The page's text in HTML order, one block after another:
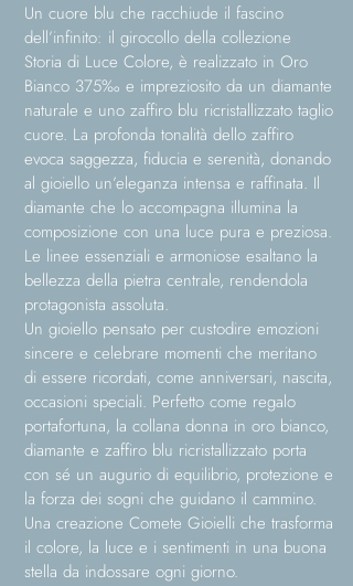
Un cuore blu che racchiude il fascino
dell’infinito: il girocollo della collezione
Storia di Luce Colore, è realizzato in Oro
Bianco 375‰ e impreziosito da un diamante
naturale e uno zaffiro blu ricristallizzato taglio
cuore. La profonda tonalità dello zaffiro
evoca saggezza, fiducia e serenità, donando
al gioiello un’eleganza intensa e raffinata. Il
diamante che lo accompagna illumina la
composizione con una luce pura e preziosa.
Le linee essenziali e armoniose esaltano la
bellezza della pietra centrale, rendendola
protagonista assoluta.
Un gioiello pensato per custodire emozioni
sincere e celebrare momenti che meritano
di essere ricordati, come anniversari, nascita,
occasioni speciali. Perfetto come regalo
portafortuna, la collana donna in oro bianco,
diamante e zaffiro blu ricristallizzato porta
con sé un augurio di equilibrio, protezione e
la forza dei sogni che guidano il cammino.
Una creazione Comete Gioielli che trasforma
il colore, la luce e i sentimenti in una buona
stella da indossare ogni giorno.